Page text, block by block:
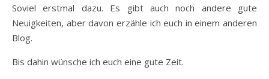
Soviel erstmal dazu. Es gibt auch noch andere gute
Neuigkeiten, aber davon erzähle ich euch in einem anderen
Blog.
Bis dahin wünsche ich euch eine gute Zeit.